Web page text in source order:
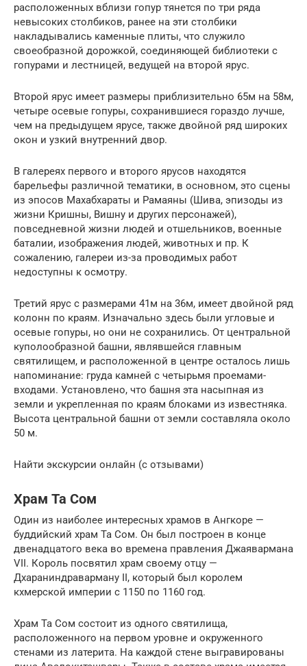
расположенных вблизи гопур тянется по три ряда
невысоких столбиков, ранее на эти столбики
накладывались каменные плиты, что служило
своеобразной дорожкой, соединяющей библиотеки с
гопурами и лестницей, ведущей на второй ярус.
Второй ярус имеет размеры приблизительно 65м на 58м,
четыре осевые гопуры, сохранившиеся гораздо лучше,
чем на предыдущем ярусе, также двойной ряд широких
окон и узкий внутренний двор.
В галереях первого и второго ярусов находятся
барельефы различной тематики, в основном, это сцены
из эпосов Махабхараты и Рамаяны (Шива, эпизоды из
жизни Кришны, Вишну и других персонажей),
повседневной жизни людей и отшельников, военные
баталии, изображения людей, животных и пр. К
сожалению, галереи из-за проводимых работ
недоступны к осмотру.
Третий ярус с размерами 41м на 36м, имеет двойной ряд
колонн по краям. Изначально здесь были угловые и
осевые гопуры, но они не сохранились. От центральной
куполообразной башни, являвшейся главным
святилищем, и расположенной в центре осталось лишь
напоминание: груда камней с четырьмя проемами-
входами. Установлено, что башня эта насыпная из
земли и укрепленная по краям блоками из известняка.
Высота центральной башни от земли составляла около
50 м.
Найти экскурсии онлайн (с отзывами)
Храм Та Сом
Один из наиболее интересных храмов в Ангкоре —
буддийский храм Та Сом. Он был построен в конце
двенадцатого века во времена правления Джаявармана
VII. Король посвятил храм своему отцу —
Дхараниндраварману II, который был королем
кхмерской империи с 1150 по 1160 год.
Храм Та Сом состоит из одного святилища,
расположенного на первом уровне и окруженного
стенами из латерита. На каждой стене выгравированы